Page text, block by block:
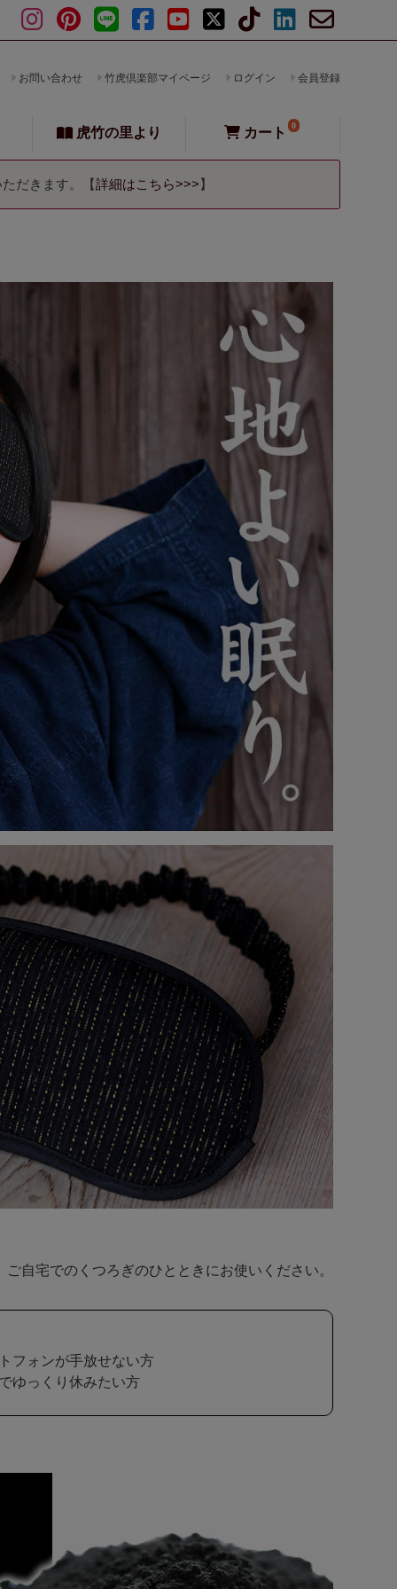
お問い合わせ 竹虎倶楽部マイページ ログイン 会員登録
虎竹の里より カート 0
だきます。【詳細はこちら>>>】
自宅でのくつろぎのひとときにお使いください。
フォンが手放せない方
ゆっくり休みたい方